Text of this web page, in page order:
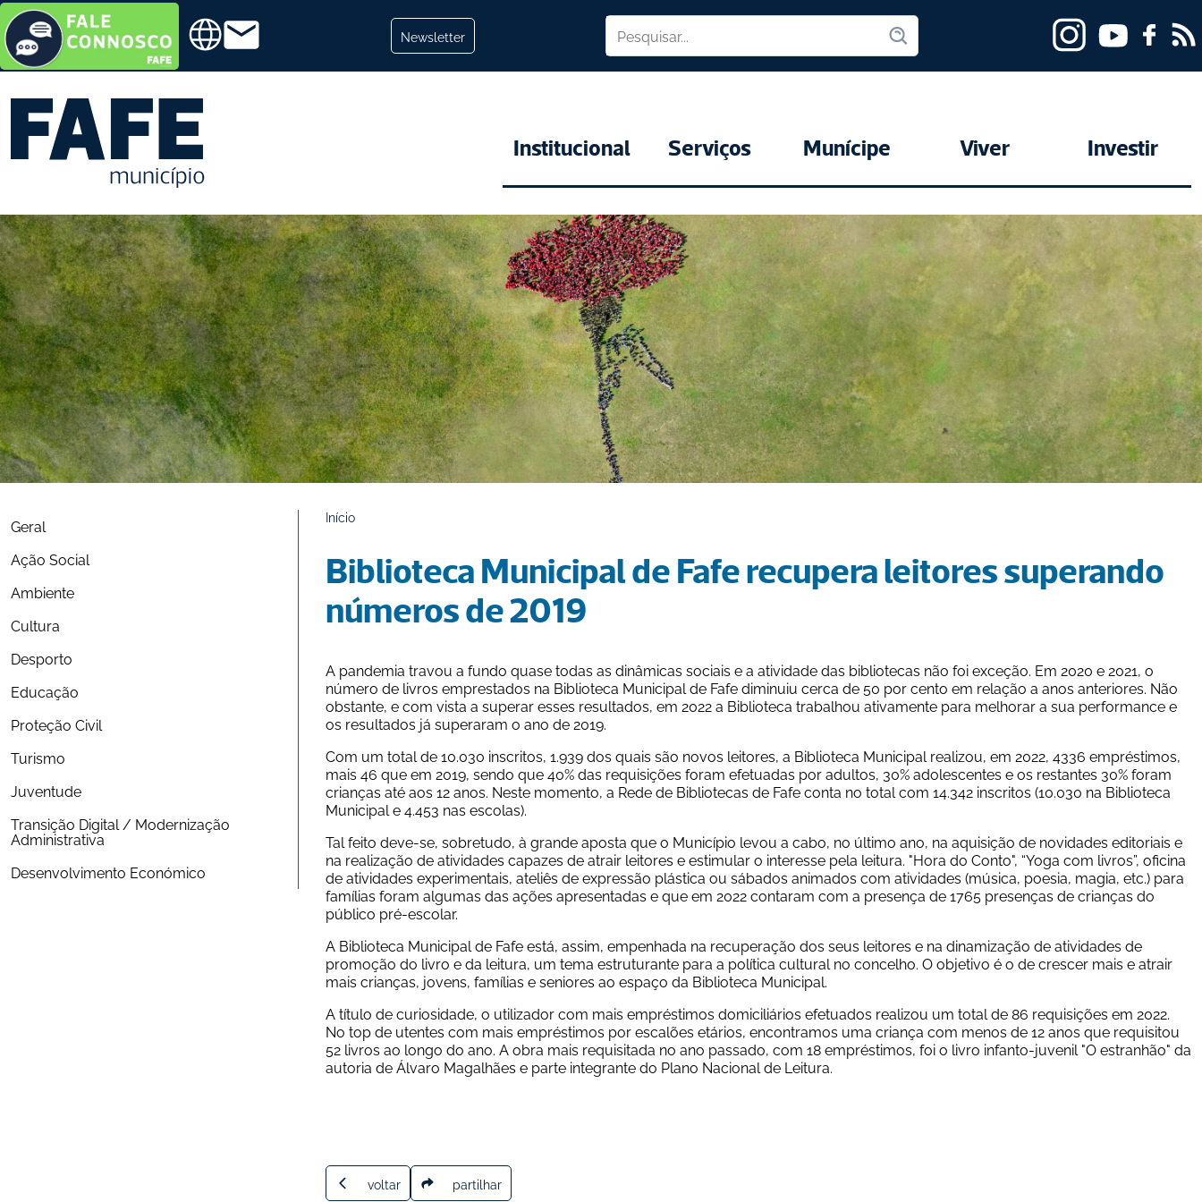
Newsletter
Institucional Serviços Munícipe Viver Investir
Geral
Ação Social
Ambiente
Cultura
Desporto
Educação
Proteção Civil
Turismo
Juventude
Transição Digital / Modernização
Administrativa
Desenvolvimento Económico
Início
Biblioteca Municipal de Fafe recupera leitores superando
números de 2019
A pandemia travou a fundo quase todas as dinâmicas sociais e a atividade das bibliotecas não foi exceção. Em 2020 e 2021, o
número de livros emprestados na Biblioteca Municipal de Fafe diminuiu cerca de 50 por cento em relação a anos anteriores. Não
obstante, e com vista a superar esses resultados, em 2022 a Biblioteca trabalhou ativamente para melhorar a sua performance e
os resultados já superaram o ano de 2019.
Com um total de 10.030 inscritos, 1.939 dos quais são novos leitores, a Biblioteca Municipal realizou, em 2022, 4336 empréstimos,
mais 46 que em 2019, sendo que 40% das requisições foram efetuadas por adultos, 30% adolescentes e os restantes 30% foram
crianças até aos 12 anos. Neste momento, a Rede de Bibliotecas de Fafe conta no total com 14.342 inscritos (10.030 na Biblioteca
Municipal e 4.453 nas escolas).
Tal feito deve-se, sobretudo, à grande aposta que o Município levou a cabo, no último ano, na aquisição de novidades editoriais e
na realização de atividades capazes de atrair leitores e estimular o interesse pela leitura. "Hora do Conto", “Yoga com livros”, oficina
de atividades experimentais, ateliês de expressão plástica ou sábados animados com atividades (música, poesia, magia, etc.) para
famílias foram algumas das ações apresentadas e que em 2022 contaram com a presença de 1765 presenças de crianças do
público pré-escolar.
A Biblioteca Municipal de Fafe está, assim, empenhada na recuperação dos seus leitores e na dinamização de atividades de
promoção do livro e da leitura, um tema estruturante para a política cultural no concelho. O objetivo é o de crescer mais e atrair
mais crianças, jovens, famílias e seniores ao espaço da Biblioteca Municipal.
A título de curiosidade, o utilizador com mais empréstimos domiciliários efetuados realizou um total de 86 requisições em 2022.
No top de utentes com mais empréstimos por escalões etários, encontramos uma criança com menos de 12 anos que requisitou
52 livros ao longo do ano. A obra mais requisitada no ano passado, com 18 empréstimos, foi o livro infanto-juvenil "O estranhão" da
autoria de Álvaro Magalhães e parte integrante do Plano Nacional de Leitura.
voltar partilhar